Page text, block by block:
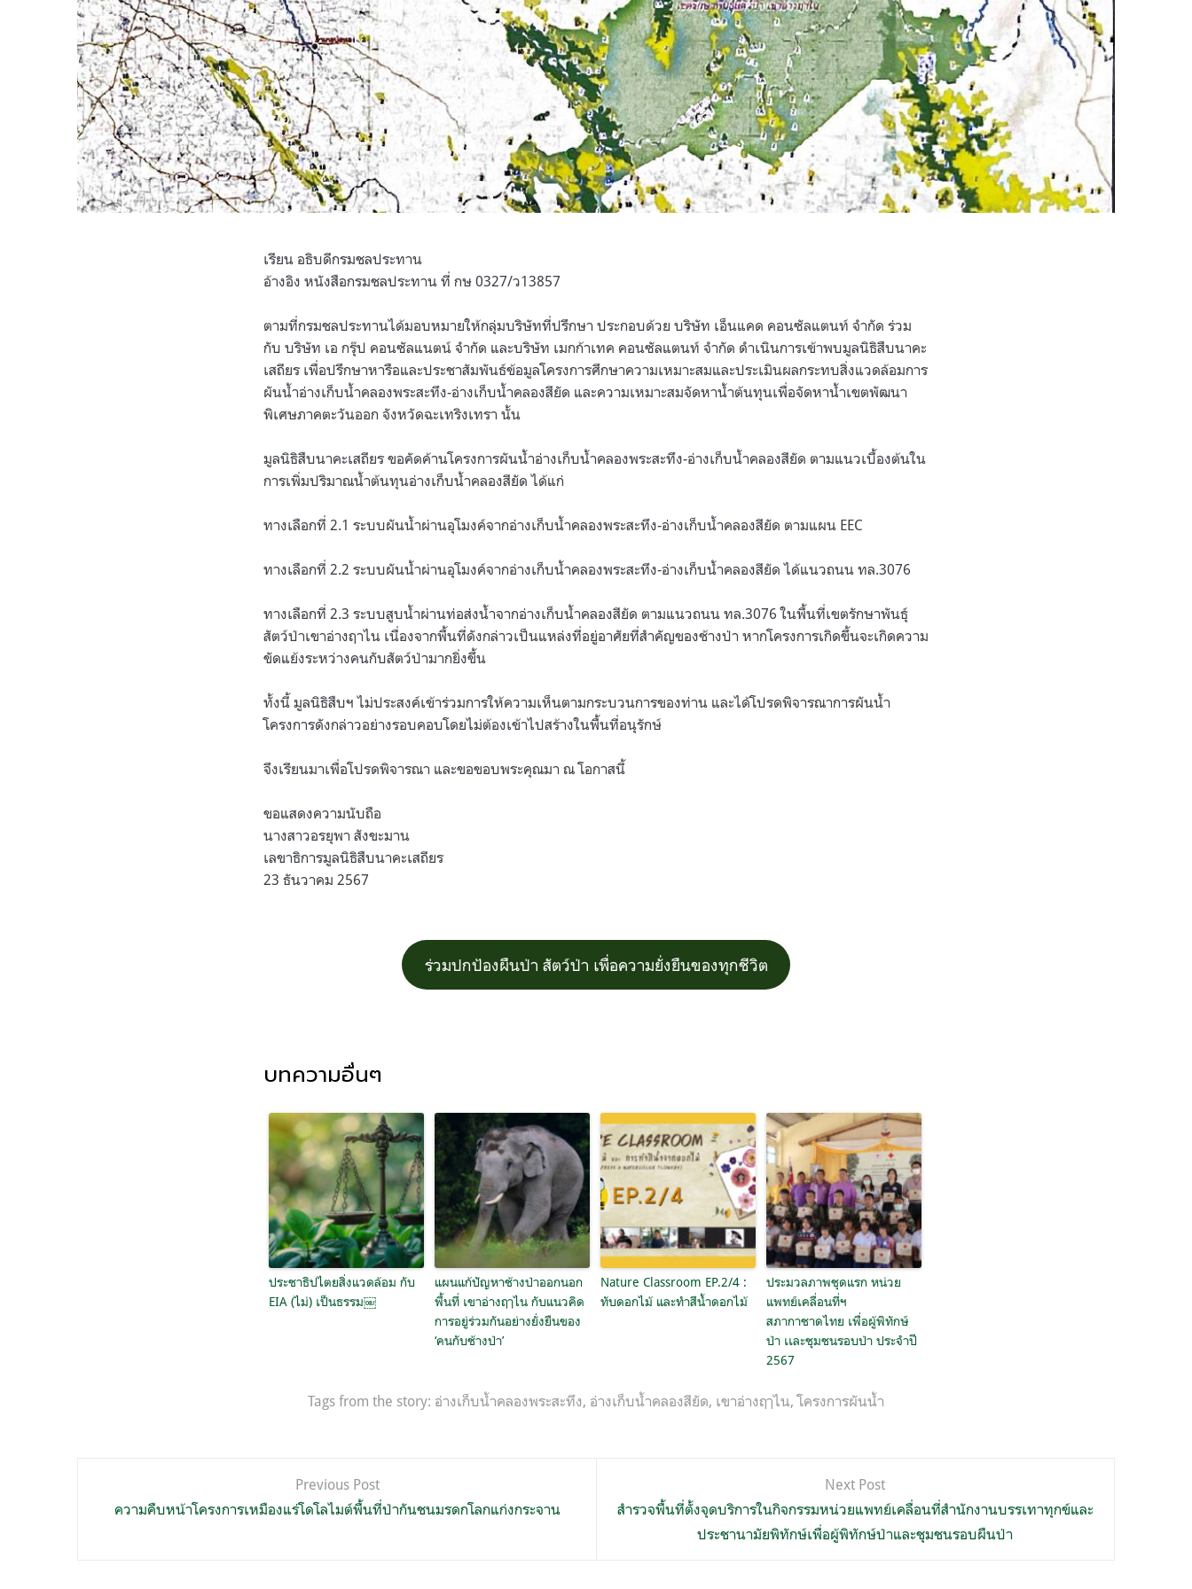
เรียน อธิบดีกรมชลประทาน
อ้างอิง หนังสือกรมชลประทาน ที่ กษ 0327/ว13857
ตามที่กรมชลประทานได้มอบหมายให้กลุ่มบริษัทที่ปรึกษา ประกอบด้วย บริษัท เอ็นแคด คอนซัลแตนท์ จำกัด ร่วม
กับ บริษัท เอ กรุ๊ป คอนซัลแนตน์ จำกัด และบริษัท เมกก้าเทค คอนซัลแตนท์ จำกัด ดำเนินการเข้าพบมูลนิธิสืบนาคะ
เสถียร เพื่อปรึกษาหารือและประชาสัมพันธ์ข้อมูลโครงการศึกษาความเหมาะสมและประเมินผลกระทบสิ่งแวดล้อมการ
ผันน้ำอ่างเก็บน้ำคลองพระสะทึง-อ่างเก็บน้ำคลองสียัด และความเหมาะสมจัดหาน้ำต้นทุนเพื่อจัดหาน้ำเขตพัฒนา
พิเศษภาคตะวันออก จังหวัดฉะเทริงเทรา นั้น
มูลนิธิสืบนาคะเสถียร ขอคัดค้านโครงการผันน้ำอ่างเก็บน้ำคลองพระสะทึง-อ่างเก็บน้ำคลองสียัด ตามแนวเบื้องต้นใน
การเพิ่มปริมาณน้ำต้นทุนอ่างเก็บน้ำคลองสียัด ได้แก่
ทางเลือกที่ 2.1 ระบบผันน้ำผ่านอุโมงค์จากอ่างเก็บน้ำคลองพระสะทึง-อ่างเก็บน้ำคลองสียัด ตามแผน EEC
ทางเลือกที่ 2.2 ระบบผันน้ำผ่านอุโมงค์จากอ่างเก็บน้ำคลองพระสะทึง-อ่างเก็บน้ำคลองสียัด ได้แนวถนน ทล.3076
ทางเลือกที่ 2.3 ระบบสูบน้ำผ่านท่อส่งน้ำจากอ่างเก็บน้ำคลองสียัด ตามแนวถนน ทล.3076 ในพื้นที่เขตรักษาพันธุ์
สัตว์ป่าเขาอ่างฤาไน เนื่องจากพื้นที่ดังกล่าวเป็นแหล่งที่อยู่อาศัยที่สำคัญของช้างป่า หากโครงการเกิดขึ้นจะเกิดความ
ขัดแย้งระหว่างคนกับสัตว์ป่ามากยิ่งขึ้น
ทั้งนี้ มูลนิธิสืบฯ ไม่ประสงค์เข้าร่วมการให้ความเห็นตามกระบวนการของท่าน และได้โปรดพิจารณาการผันน้ำ
โครงการดังกล่าวอย่างรอบคอบโดยไม่ต้องเข้าไปสร้างในพื้นที่อนุรักษ์
จึงเรียนมาเพื่อโปรดพิจารณา และขอขอบพระคุณมา ณ โอกาสนี้
ขอแสดงความนับถือ
นางสาวอรยุพา สังขะมาน
เลขาธิการมูลนิธิสืบนาคะเสถียร
23 ธันวาคม 2567
ร่วมปกป้องผืนป่า สัตว์ป่า เพื่อความยั่งยืนของทุกชีวิต
บทความอื่นๆ
ประชาธิปไตยสิ่งแวดล้อม กับ
EIA (ไม่) เป็นธรรม￼
แผนแก้ปัญหาช้างป่าออกนอก
พื้นที่ เขาอ่างฤๅไน กับแนวคิด
การอยู่ร่วมกันอย่างยั่งยืนของ
‘คนกับช้างป่า’
Nature Classroom EP.2/4 :
ทับดอกไม้ และทำสีน้ำดอกไม้
ประมวลภาพชุดแรก หน่วย
แพทย์เคลื่อนที่ฯ
สภากาชาดไทย เพื่อผู้พิทักษ์
ป่า เเละชุมชนรอบป่า ประจำปี
2567
Tags from the story: อ่างเก็บน้ำคลองพระสะทึง, อ่างเก็บน้ำคลองสียัด, เขาอ่างฤๅไน,โครงการผันน้ำ
เรื่อง
Previous Post
ความคืบหน้าโครงการเหมืองแร่โดโลไมต์พื้นที่ป่ากันชนมรดกโลกแก่งกระจาน
Next Post
สำรวจพื้นที่ตั้งจุดบริการในกิจกรรมหน่วยแพทย์เคลื่อนที่สำนักงานบรรเทาทุกข์และ
ประชานามัยพิทักษ์เพื่อผู้พิทักษ์ป่าและชุมชนรอบผืนป่า